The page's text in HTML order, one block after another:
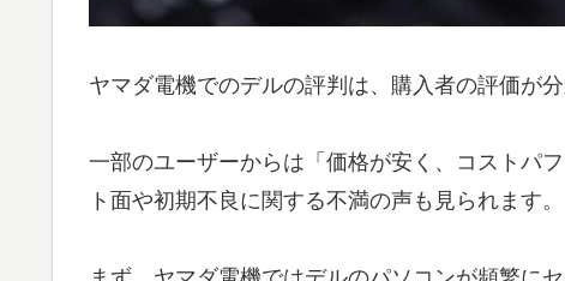
ヤマダ電機でのデルの評判は、購入者の評価が
一部のユーザーからは「価格が安く、コストパ
ト面や初期不良に関する不満の声も見られます。